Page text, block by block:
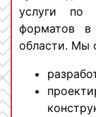
услуги по
форматов в
области. Мы